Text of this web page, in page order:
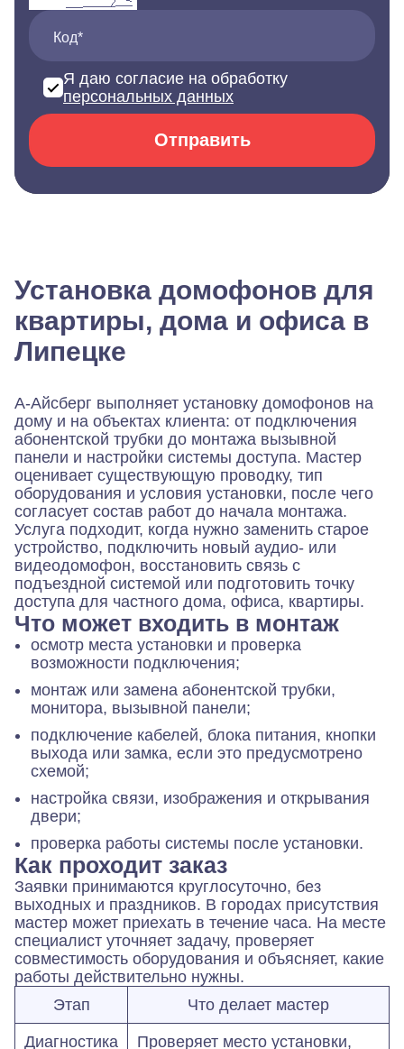
Код*
Я даю согласие на обработку
персональных данных
Отправить
Установка домофонов для
квартиры, дома и офиса в
Липецке
А-Айсберг выполняет установку домофонов на
дому и на объектах клиента: от подключения
абонентской трубки до монтажа вызывной
панели и настройки системы доступа. Мастер
оценивает существующую проводку, тип
оборудования и условия установки, после чего
согласует состав работ до начала монтажа.
Услуга подходит, когда нужно заменить старое
устройство, подключить новый аудио- или
видеодомофон, восстановить связь с
подъездной системой или подготовить точку
доступа для частного дома, офиса, квартиры.
Что может входить в монтаж
осмотр места установки и проверка
возможности подключения;
монтаж или замена абонентской трубки,
монитора, вызывной панели;
подключение кабелей, блока питания, кнопки
выхода или замка, если это предусмотрено
схемой;
настройка связи, изображения и открывания
двери;
проверка работы системы после установки.
Как проходит заказ
Заявки принимаются круглосуточно, без
выходных и праздников. В городах присутствия
мастер может приехать в течение часа. На месте
специалист уточняет задачу, проверяет
совместимость оборудования и объясняет, какие
работы действительно нужны.
Этап
Что делает мастер
Диагностика Проверяет место установки,